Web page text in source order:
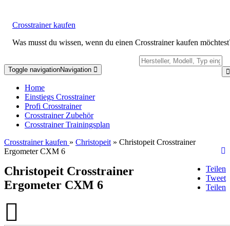
Crosstrainer kaufen
Was musst du wissen, wenn du einen Crosstrainer kaufen
Toggle navigationNavigation
Home
Einstiegs Crosstrainer
Profi Crosstrainer
Crosstrainer Zubehör
Crosstrainer Trainingsplan
Crosstrainer kaufen » Christopeit » Christopeit Crosstrainer
Ergometer CXM 6
Teilen
Tweet
Teilen
Christopeit Crosstrainer
Ergometer CXM 6